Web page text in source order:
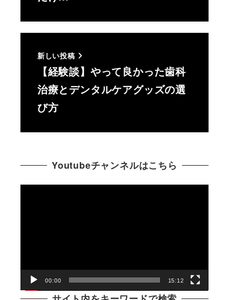
新しい投稿
【経験談】やって良かった歯科
治療とデンタルケアグッズの選
び方
Youtubeチャンネルはこちら
00:00 15:12